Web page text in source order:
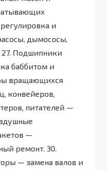
и
дымососы,
Подшипники
баббитом и
вращающихся
конвейеров,
питателей —
—
ремонт. 30.
— замена валов и